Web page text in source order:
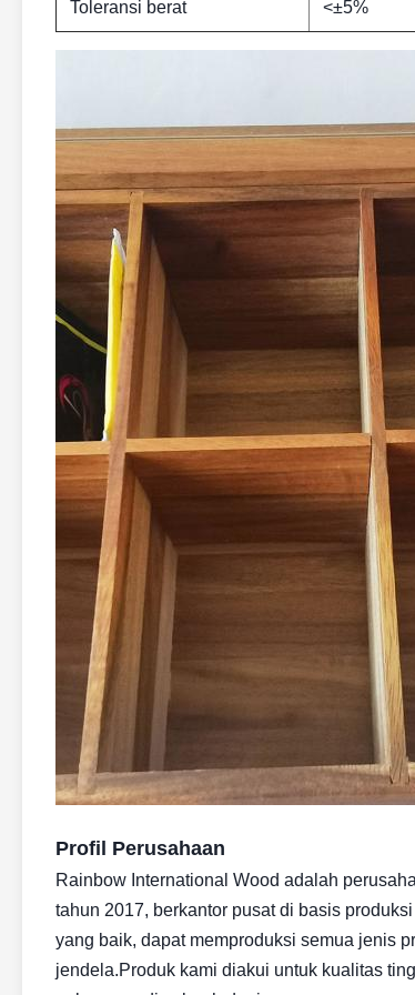
Toleransi berat <±5%
Profil Perusahaan
Rainbow International Wood adalah
tahun 2017, berkantor pusat di basis
yang baik, dapat memproduksi semua jenis
jendela.Produk kami diakui untuk kualitas